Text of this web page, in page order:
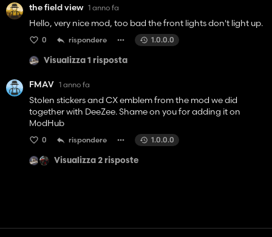
the field view 1 anno fa
Hello, very nice mod, too bad the front lights don't light up.
0 rispondere 1.0.0.0
Visualizza 1 risposta
FMAV 1 anno fa
Stolen stickers and CX emblem from the mod we did
together with DeeZee. Shame on you for adding it on
ModHub
0 rispondere 1.0.0.0
Visualizza 2 risposte